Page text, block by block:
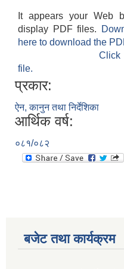
It appears your Web
display PDF files.
here to download the
file.
प्रकार:
ऐन, कानुन तथा निर्देशिका
आर्थिक वर्ष:
०८१/०८२
बजेट तथा कार्यक्रम